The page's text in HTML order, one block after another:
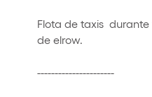
Flota de taxis
de elrow.
----------------------